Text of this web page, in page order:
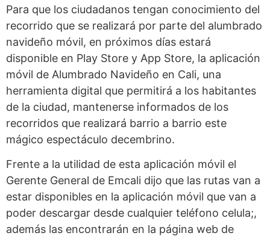
Para que los ciudadanos tengan conocimiento del
recorrido que se realizará por parte del alumbrado
navideño móvil, en próximos días estará
disponible en Play Store y App Store, la aplicación
móvil de Alumbrado Navideño en Cali, una
herramienta digital que permitirá a los habitantes
de la ciudad, mantenerse informados de los
recorridos que realizará barrio a barrio este
mágico espectáculo decembrino.
Frente a la utilidad de esta aplicación móvil el
Gerente General de Emcali dijo que las rutas van a
estar disponibles en la aplicación móvil que van a
poder descargar desde cualquier teléfono celula;,
además las encontrarán en la página web de